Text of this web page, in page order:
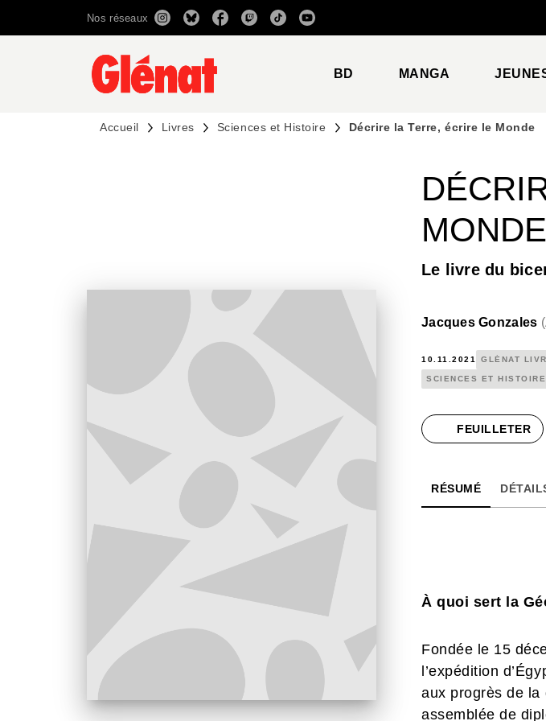
RECHERCHE CONTENU
Nos réseaux
BD MANGA
Accueil Livres Sciences et Histoire Décrire la Terre, écrire le Monde
MONDE
Le livre du
Jacques Gonzales (
10.11.2021 GLÉNAT
SCIENCES ET HISTOIRE
FEUILLETER
RÉSUMÉ
À quoi sert la
Fondée le 15
l’expédition
aux progrès de la
assemblée de